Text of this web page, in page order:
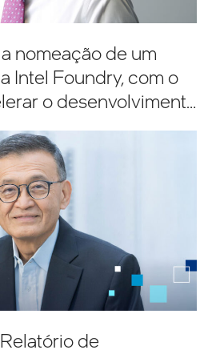
nomeação de um
Intel Foundry, com o
o desenvolvimento
de